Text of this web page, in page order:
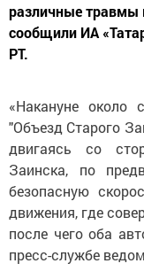
различные травмы
сообщили ИА
РТ.
«Накануне около
"Объезд Старого
двигаясь со
Заинска, по
безопасную
движения, где
после чего оба
пресс-службе